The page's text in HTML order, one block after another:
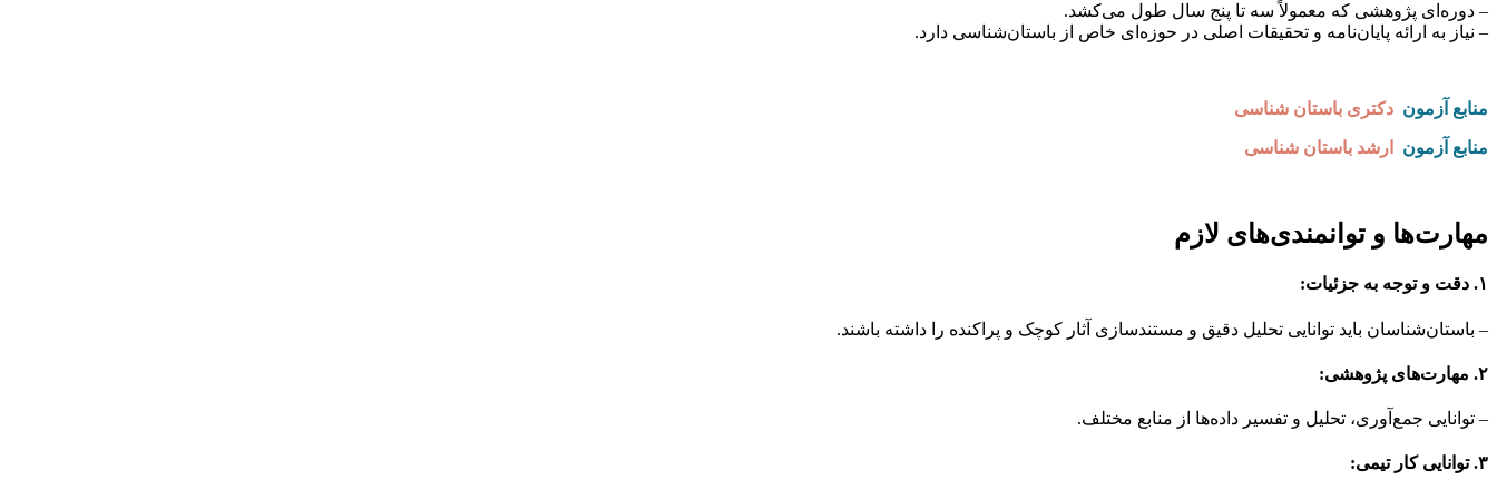
– دوره‌ای پژوهشی که معمولاً سه تا پنج سال طول می‌کشد.
– نیاز به ارائه پایان‌نامه و تحقیقات اصلی در حوزه‌ای خاص از باستان‌شناسی دارد.
منابع آزمون دکتری باستان شناسی
منابع آزمون ارشد باستان شناسی
مهارت‌ها و توانمندی‌های لازم
۱. دقت و توجه به جزئیات:
– باستان‌شناسان باید توانایی تحلیل دقیق و مستند‌سازی آثار کوچک و پراکنده را داشته باشند.
۲. مهارت‌های پژوهشی:
– توانایی جمع‌آوری، تحلیل و تفسیر داده‌ها از منابع مختلف.
۳. توانایی کار تیمی: